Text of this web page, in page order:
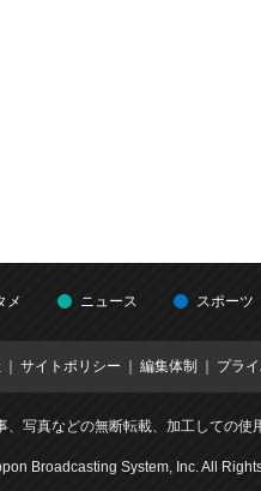
メ ニュース スポーツ
サイトポリシー 編集体制 プラ
写真などの無断転載、加工しての使
Broadcasting System, Inc. All